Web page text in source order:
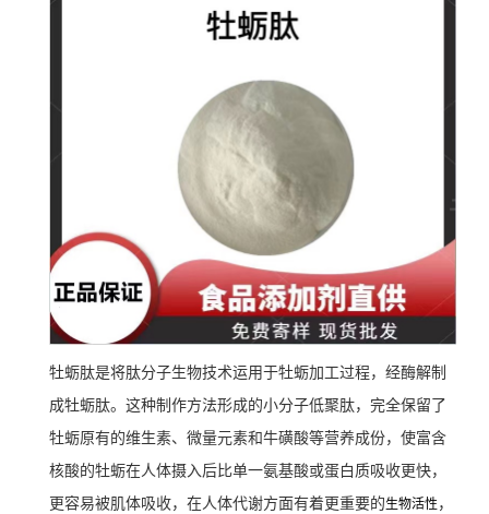
牡蛎肽是将肽分子生物技术运用于牡蛎加工过程，经酶解制
成牡蛎肽。这种制作方法形成的小分子低聚肽，完全保留了
牡蛎原有的维生素、微量元素和牛磺酸等营养成份，使富含
核酸的牡蛎在人体摄入后比单一氨基酸或蛋白质吸收更快，
更容易被肌体吸收，在人体代谢方面有着更重要的生物活性 ，